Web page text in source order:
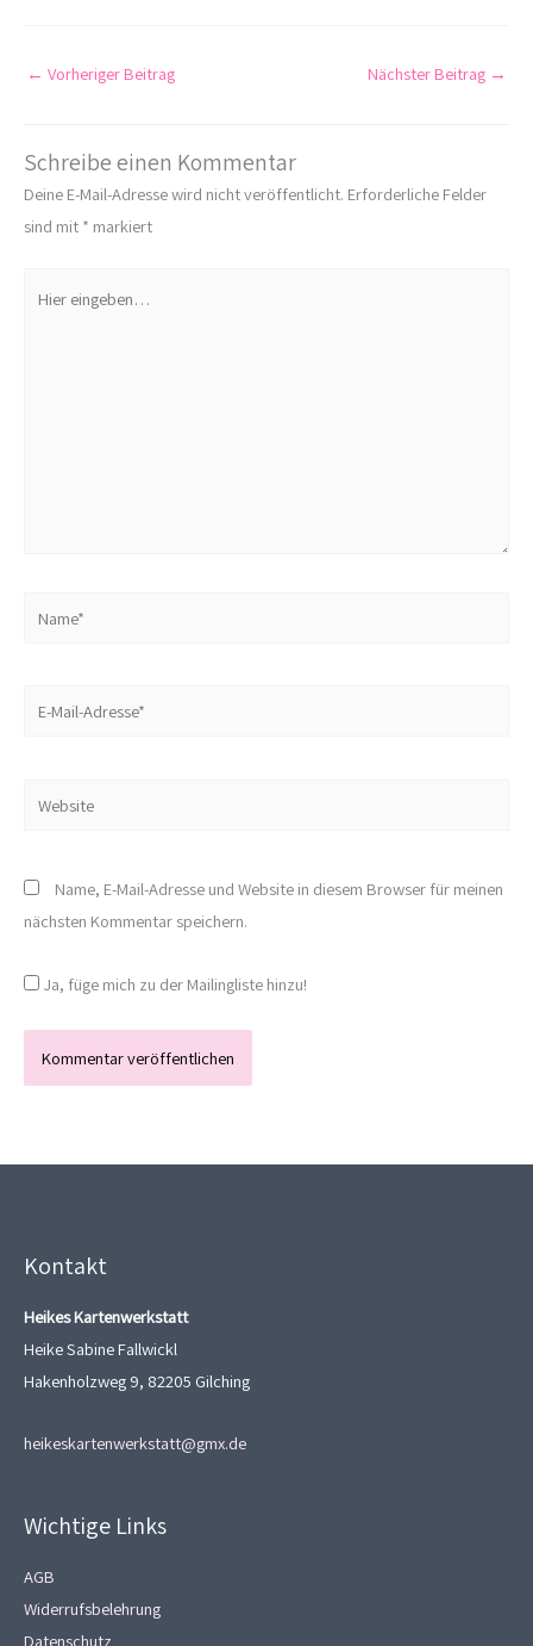
← Vorheriger Beitrag Nächster Beitrag →
Schreibe einen Kommentar
Deine E-Mail-Adresse wird nicht veröffentlicht. Erforderliche Felder
sind mit * markiert
eingeben…
Name, E-Mail-Adresse und Website in diesem Browser für meinen
nächsten Kommentar speichern.
Ja, füge mich zu der Mailingliste hinzu!
Kontakt
Heikes Kartenwerkstatt
Heike Sabine Fallwickl
Hakenholzweg 9, 82205 Gilching
heikeskartenwerkstatt@gmx.de
Wichtige Links
AGB
Widerrufsbelehrung
Datenschutz